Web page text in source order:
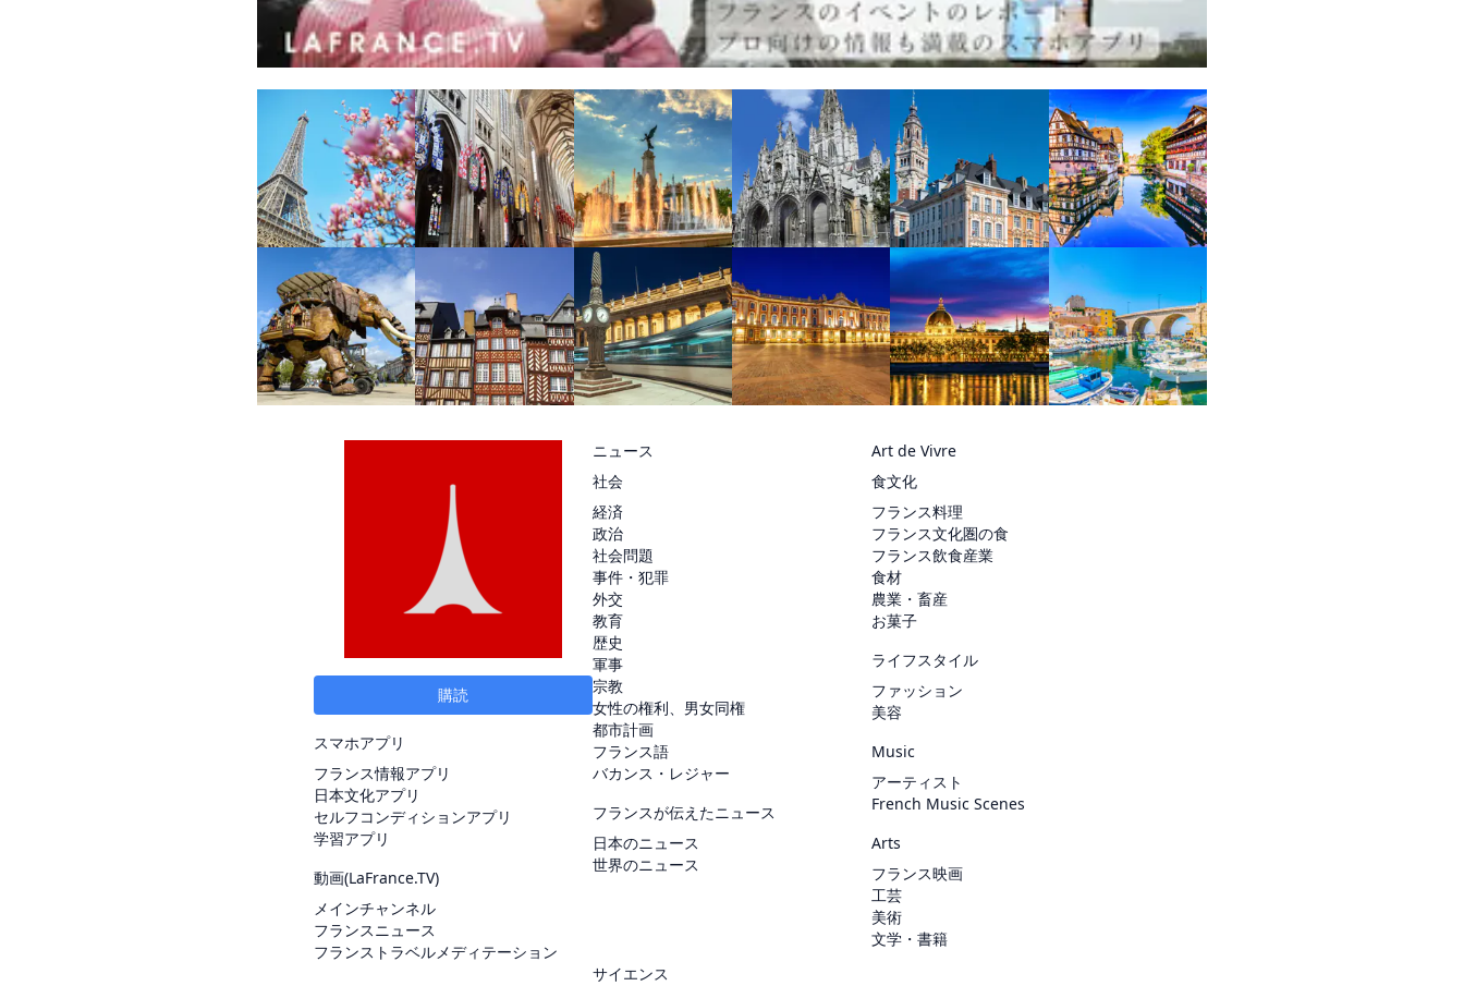
購読
スマホアプリ
フランス情報アプリ
日本文化アプリ
セルフコンディションアプリ
学習アプリ
動画(LaFrance.TV)
メインチャンネル
フランスニュース
フランストラベルメディテーション
ニュース
社会
経済
政治
社会問題
事件・犯罪
外交
教育
歴史
軍事
宗教
女性の権利、男女同権
都市計画
フランス語
バカンス・レジャー
フランスが伝えたニュース
日本のニュース
世界のニュース
Art de Vivre
食文化
フランス料理
フランス文化圏の食
フランス飲食産業
食材
農業・畜産
お菓子
ライフスタイル
ファッション
美容
Music
アーティスト
French Music Scenes
Arts
フランス映画
工芸
美術
文学・書籍
サイエンス